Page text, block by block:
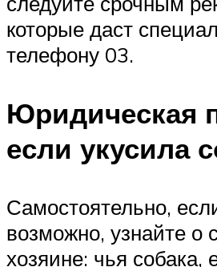
которые даст
телефону 03.
Юридическая
если укусила
Самостоятельно,
возможно, узнайте о
хозяине: чья собака,